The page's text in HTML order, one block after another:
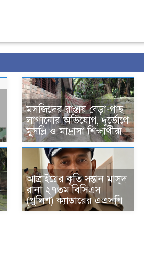
মসজিদের রাস্তায় বেড়া-গাছ
লাগানোর অভিযোগ, দুর্ভোগে
মুসল্লি ও মাদ্রাসা শিক্ষার্থীরা
আত্রাইয়ের কৃতি সন্তান মাসুদ
রানা ২৭তম বিসিএস
(পুলিশ) ক্যাডারের এএসপি